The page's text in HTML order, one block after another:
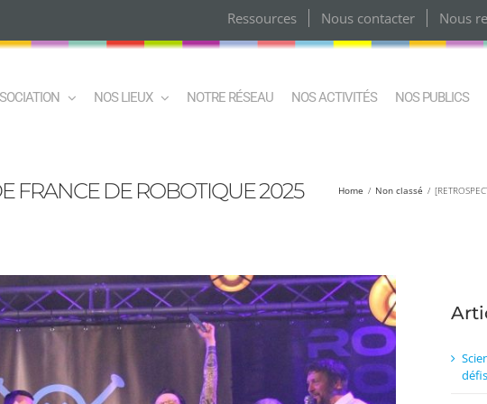
Ressources Nous contacter Nous
NOS LIEUX NOTRE RÉSEAU NOS ACTIVITÉS NOS PUBLICS
FRANCE DE ROBOTIQUE 2025 Home Non classé